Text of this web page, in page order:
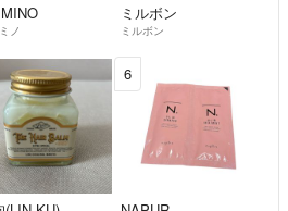
ノ
ミルボン
ミルボン
6